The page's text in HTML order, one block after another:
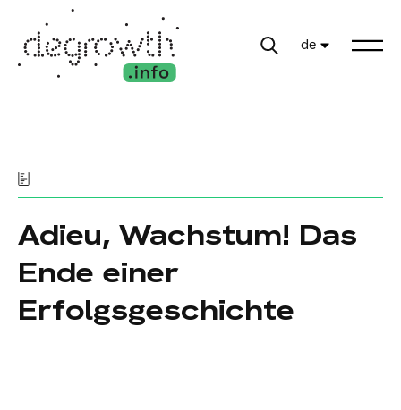
de
Adieu, Wachstum! Das
Ende einer
Erfolgsgeschichte